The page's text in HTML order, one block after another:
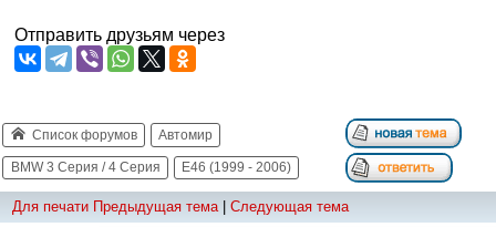
Отправить друзьям через
Список форумов Автомир
BMW 3 Серия / 4 Серия E46 (1999 - 2006)
Для печати Предыдущая тема| Следующая тема